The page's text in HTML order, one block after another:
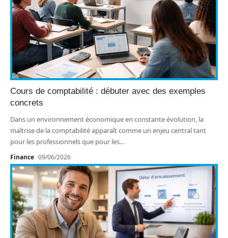
Cours de comptabilité : débuter avec des exemples
concrets
Dans un environnement économique en constante évolution, la
maîtrise de la comptabilité apparaît comme un enjeu central tant
pour les professionnels que pour les…
Finance 09/06/2026